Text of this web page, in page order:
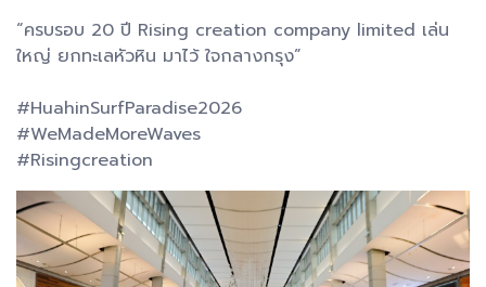
“ครบรอบ 20 ปี Rising creation company limited เล่น
ใหญ่ ยกทะเลหัวหิน มาไว้ ใจกลางกรุง”
#HuahinSurfParadise2026
#WeMadeMoreWaves
#Risingcreation​​